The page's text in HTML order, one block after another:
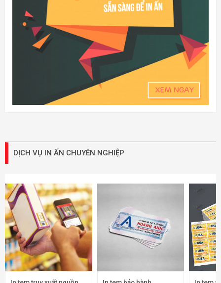
DỊCH VỤ IN ẤN CHUYÊN NGHIỆP